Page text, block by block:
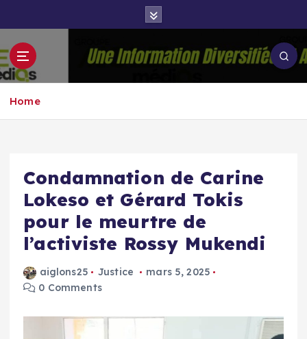
p
t
o
o
Groupe Aigle
Médias
Home
Condamnation de Carine
Lokeso et Gérard Tokis
pour le meurtre de
l’activiste Rossy Mukendi
aiglons25 Justice
mars 5, 2025
0 Comments